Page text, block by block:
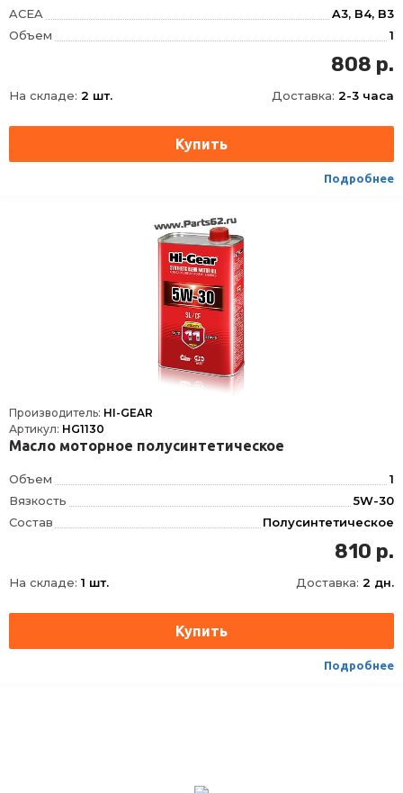
ACEA
A3, B4, B3
Объем
1
10W-40
Полусинтетическое
API
SN, CF
808 р.
На складе: 2 шт. Доставка: 2-3 часа
Подробнее
Производитель: HI-GEAR
Артикул: HG1130
Масло моторное полусинтетическое
Объем
1
Вязкость
5W-30
Состав
Полусинтетическое
MB 229.1, VW 501.01, VW 505.00
B4, A3
API
CF, SL
810 р.
На складе: 1 шт. Доставка: 2 дн.
Подробнее